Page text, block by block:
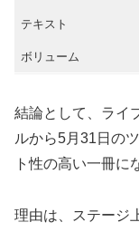
テキスト
ボリューム
結論として、ライ
ルから5月31日の
ト性の高い一冊に
理由は、ステージ